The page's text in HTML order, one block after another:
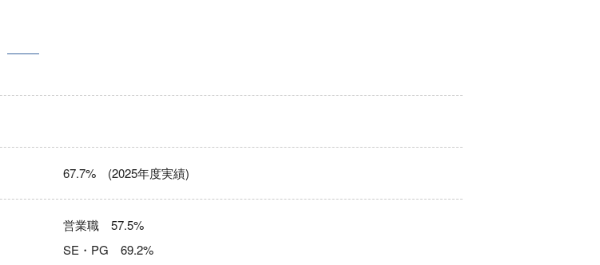
67.7% (2025年度実績)
営業職 57.5%
SE・PG 69.2%